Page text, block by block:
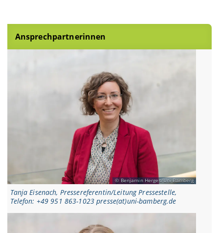
Ansprechpartnerinnen
Benjamin Herges/Uni Bamberg
Tanja Eisenach, Pressereferentin/Leitung Pressestelle,
Telefon: +49 951 863-1023 presse(at)uni-bamberg.de